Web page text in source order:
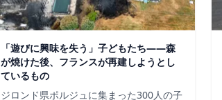
「遊びに興味を失う」子どもたち——森
が焼けた後、フランスが再建しようとし
ているもの
ジロンド県ポルジュに集まった300人の子